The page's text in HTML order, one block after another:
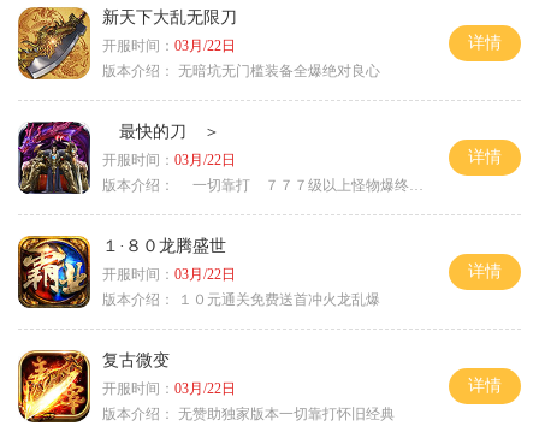
新天下大乱无限刀
开服时间： 03月/22日
版本介绍： 无暗坑无门槛装备全爆绝对良心
详情
最快的刀 ＞
开服时间： 03月/22日
版本介绍：
一切靠打 ７７７级以上怪物爆终极 ＞
详情
１·８０龙腾盛世
开服时间： 03月/22日
版本介绍：
１０元通关免费送首冲火龙乱爆
详情
复古微变
开服时间： 03月/22日
版本介绍： 无赞助独家版本一切靠打怀旧经典
详情